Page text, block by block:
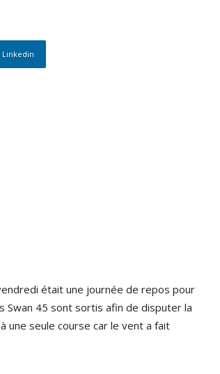
Linkedin
était une journée de repos pour
Swan 45 sont sortis afin de disputer la
une seule course car le vent a fait